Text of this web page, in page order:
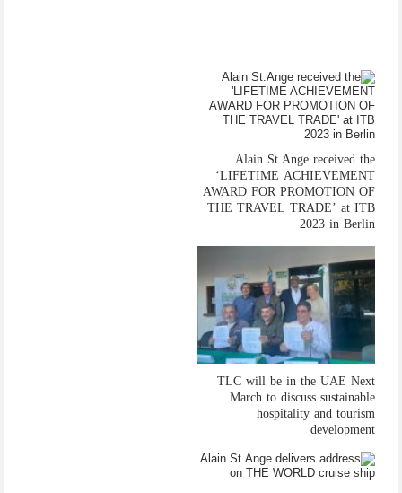
Alain St.Ange received the
‘LIFETIME ACHIEVEMENT
AWARD FOR PROMOTION OF
THE TRAVEL TRADE’ at ITB
2023 in Berlin
TLC will be in the UAE Next
March to discuss sustainable
hospitality and tourism
development